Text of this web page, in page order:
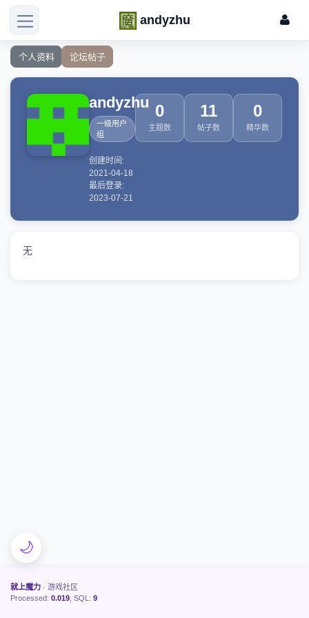
andyzhu
个人资料 论坛帖子
andyzhu
一级用户
组
创建时间:
2021-04-18
最后登录:
2023-07-21
0
主题数
11
帖子数
0
精华数
无
就上魔力 · 游戏社区
Processed: 0.019 , SQL: 9
🌙